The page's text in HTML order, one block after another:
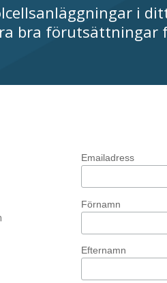
i
bra förutsättningar
Emailadress
Förnamn
Efternamn